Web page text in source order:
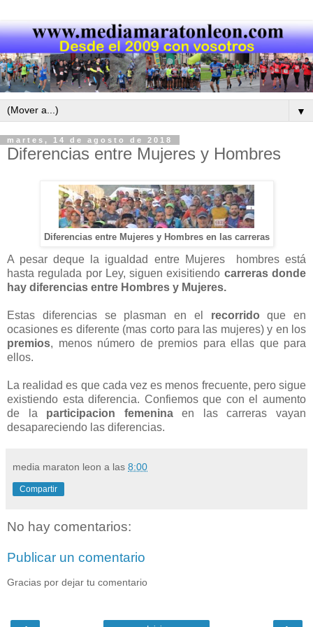
▼
martes, 14 de agosto de 2018
Diferencias entre Mujeres y Hombres
Diferencias entre Mujeres y Hombres en las carreras
A pesar deque la igualdad entre Mujeres hombres está
hasta regulada por Ley, siguen exisitiendo carreras donde
hay diferencias entre Hombres y Mujeres.
Estas diferencias se plasman en el recorridoque en
ocasiones es diferente (mas corto para las mujeres) y en los
premios, menos número de premios para ellas que para
ellos.
La realidad es que cada vez es menos frecuente, pero sigue
existiendo esta diferencia. Confiemos que con el aumento
de la participacion femeninaen las carreras vayan
desapareciendo las diferencias.
media maraton leon a las 8:00
Compartir
No hay comentarios:
Publicar un comentario
Gracias por dejar tu comentario